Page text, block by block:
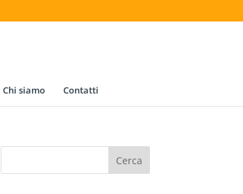
Chi siamo Contatti